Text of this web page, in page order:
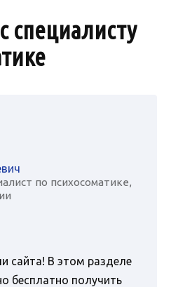
специалисту
по психосоматике,
сайта! В этом разделе
бесплатно получить